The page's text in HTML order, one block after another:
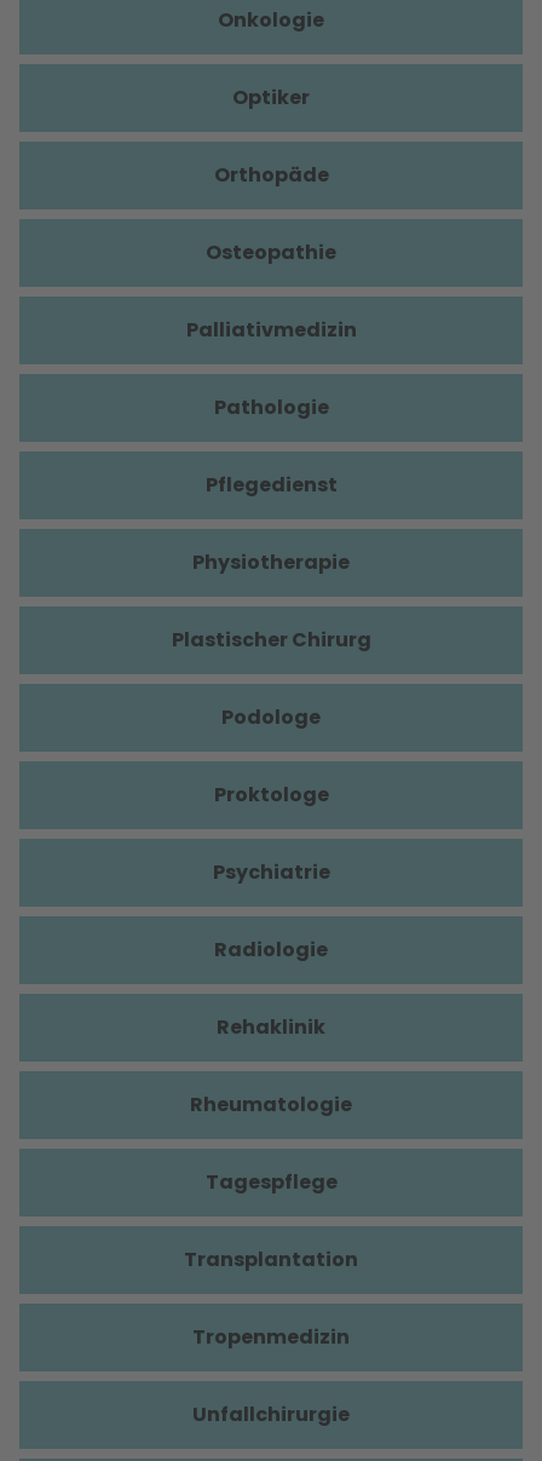
Onkologie
Optiker
Orthopäde
Osteopathie
Palliativmedizin
Pathologie
Pflegedienst
Physiotherapie
Plastischer Chirurg
Podologe
Proktologe
Psychiatrie
Radiologie
Rehaklinik
Rheumatologie
Tagespflege
Transplantation
Tropenmedizin
Unfallchirurgie